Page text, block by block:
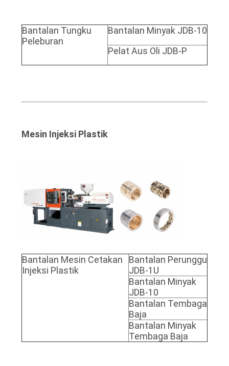
Bantalan Tungku
Peleburan
Bantalan Minyak JDB-10
Pelat Aus Oli JDB-P
Mesin Injeksi Plastik
Bantalan Mesin Cetakan
Injeksi Plastik
Bantalan Perunggu
JDB-1U
Bantalan Minyak
JDB-10
Bantalan Tembaga
Baja
Bantalan Minyak
Tembaga Baja